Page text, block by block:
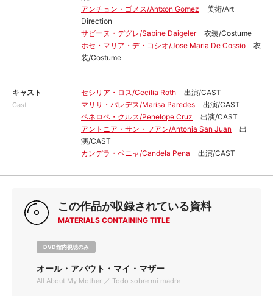
アンチョン・ゴメス/Antxon Gomez
美術/Art
Direction
サビーヌ・デグレ/Sabine Daigeler
衣装/Costume
ホセ・マリア・デ・コシオ/Jose Maria De Cossio
衣
装/Costume
キャスト
Cast
セシリア・ロス/Cecilia Roth
出演/CAST
マリサ・パレデス/Marisa Paredes
出演/CAST
ペネロペ・クルス/Penelope Cruz
出演/CAST
アントニア・サン・フアン/Antonia San Juan
出
演/CAST
カンデラ・ペニャ/Candela Pena
出演/CAST
この作品が収録されている資料
MATERIALS CONTAINING TITLE
DVD館内視聴のみ
オール・アバウト・マイ・マザー
All About My Mother ／ Todo sobre mi madre